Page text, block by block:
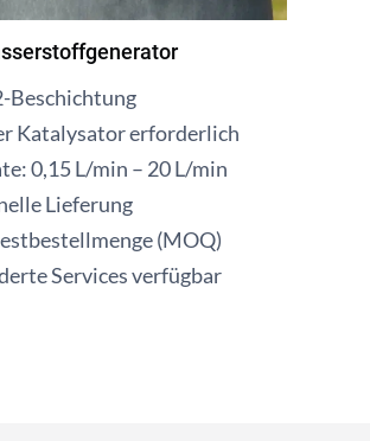
Beschichtung
Katalysator erforderlich
0,15 L/min – 20 L/min
Lieferung
(MOQ)
Services verfügbar